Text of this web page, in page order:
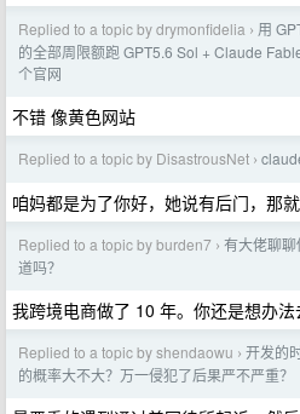
Replied to a topic by drymonfidelia › 用
的全部周限额跑 GPT5.6 Sol + Claude
个官网
不错 像黄色网站
Replied to a topic by DisastrousNet ›
咱妈都是为了你好，她说有后门，那就
Replied to a topic by burden7 › 有大佬聊
道吗？
我跨境电商做了 10 年。你还是想办法
Replied to a topic by shendaowu › 开发的
的概率大不大？万一侵犯了后果严不严重？